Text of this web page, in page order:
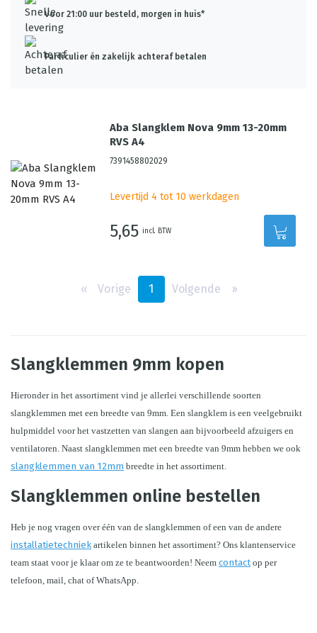
Voor 21:00 uur besteld, morgen in huis*
Particulier én zakelijk achteraf betalen
Aba Slangklem Nova 9mm 13-20mm
RVS A4
7391458802029
Levertijd 4 tot 10 werkdagen
5,65 incl. BTW
‹‹ Vorige 1 Volgende ››
Slangklemmen 9mm kopen
Hieronder in het assortiment vind je allerlei verschillende soorten
slangklemmen met een breedte van 9mm. Een slangklem is een veelgebruikt
hulpmiddel voor het vastzetten van slangen aan bijvoorbeeld afzuigers en
slangklemmen van 12mm breedte in het assortiment.
Slangklemmen online bestellen
installatietechniek artikelen binnen het assortiment? Ons klantenservice
team staat voor je klaar om ze te beantwoorden! Neem contact op per
telefoon, mail, chat of WhatsApp.